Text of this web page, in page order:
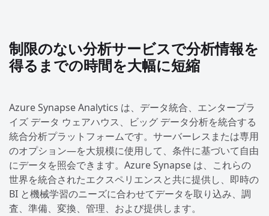
制限のない分析サービスで分析情報を
得るまでの時間を大幅に短縮
Azure Synapse Analytics は、データ統合、エンタープラ
イズ データ ウェアハウス、ビッグ データ分析を統合する
統合分析プラットフォームです。サーバーレスまたは専用
のオプション—を大規模に使用して、条件に基づいて自由
にデータを照会できます。Azure Synapse は、これらの
世界を統合されたエクスペリエンスと共に提供し、即時の
BI と機械学習のニーズに合わせてデータを取り込み、調
査、準備、変換、管理、および提供します。